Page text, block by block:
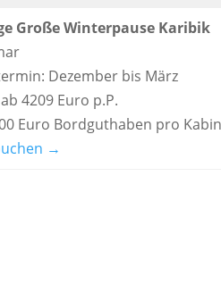
Große Winterpause Karibik
Dezember bis März
4209 Euro p.P.
Euro Bordguthaben pro
→